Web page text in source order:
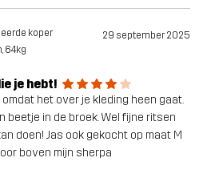
koper 29 september 2025
64kg
je hebt!
het over je kleding heen gaat.
beetje in de broek. Wel fijne ritsen
doen! Jas ook gekocht op maat M
boven mijn sherpa